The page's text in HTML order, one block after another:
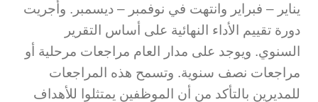
يناير – فبراير وانتهت في نوفمبر – ديسمبر. وأجريت
دورة تقييم الأداء النهائية على أساس التقرير
السنوي. ويوجد على مدار العام مراجعات مرحلية أو
مراجعات نصف سنوية. وتسمح هذه المراجعات
للمديرين بالتأكد من أن الموظفين يمتثلوا للأهداف